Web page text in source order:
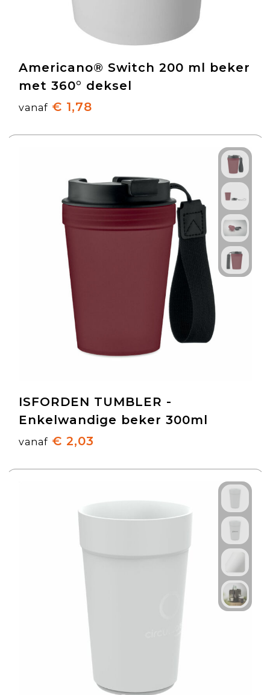
Americano® Switch 200 ml beker
met 360° deksel
vanaf € 1,78
ISFORDEN TUMBLER -
Enkelwandige beker 300ml
vanaf € 2,03